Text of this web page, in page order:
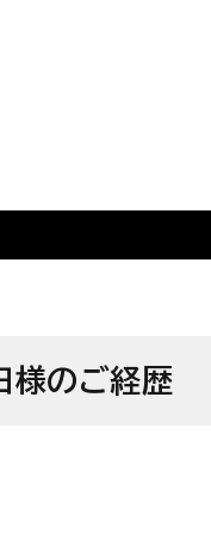
様のご経歴